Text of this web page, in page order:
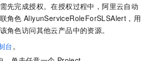
先完成授权。在授权过程中，阿里云自动
角色 AliyunServiceRoleForSLSAlert，用
角色访问其他云产品中的资源。
台。